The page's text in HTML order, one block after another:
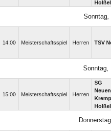
Holßel
Sonntag,
14:00 Meisterschaftsspiel Herren TSV
Sonntag,
15:00 Meisterschaftsspiel Herren
SG
Holßel